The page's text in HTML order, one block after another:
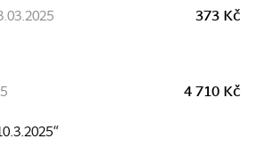
373 Kč
4 710 Kč